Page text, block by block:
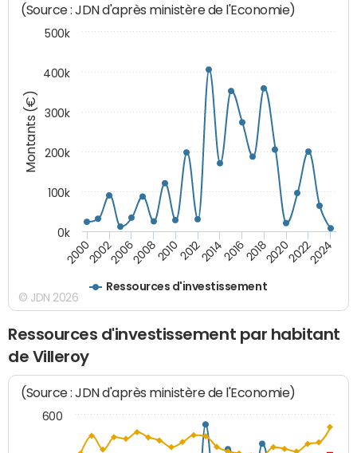
Montants (€)
(Source : JDN d'après ministère de l'Economie)
Ressources d'investissement
200020022006200820102012201420162018202020222024
0k
100k
200k
300k
400k
500k
© JDN 2026
Ressources d'investissement par habitant
de Villeroy
(Source : JDN d'après ministère de l'Economie)
600